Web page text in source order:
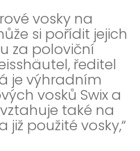
vosky na
si pořídit jejich
za poloviční
ředitel
je výhradním
vosků Swix a
také na
již použité vosky,“